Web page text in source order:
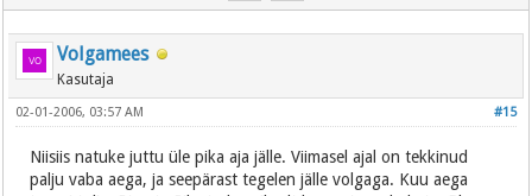
Volgamees
Kasutaja
#15
02-01-2006, 03:57 AM
Niisiis natuke juttu üle pika aja jälle. Viimasel ajal on tekkinud
palju vaba aega, ja seepärast tegelen jälle volgaga. Kuu aega